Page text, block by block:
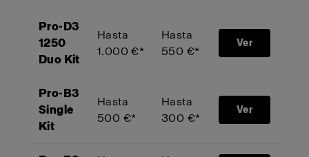
Pro-D3
1250
Duo Kit
Hasta
1.000 €*
Hasta
550 €*
Ver
Pro-B3
Single
Kit
Hasta
500 €*
Hasta
300 €*
Ver